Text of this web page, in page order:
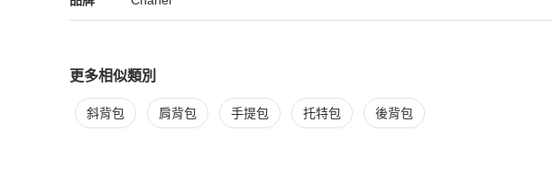
更多相似類別
更多Chanel 女包相似商品推薦
斜背包 肩背包 手提包 托特包 後背包